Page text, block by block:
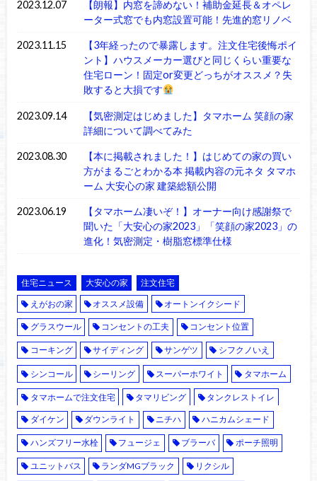
2023.12.07
【朗報】内窓を諦めない！補助金延長＆オペレ
ーター式窓でも内窓設置可能！先進的窓リノベ
2023.11.15
【3年経ったので暴露します。注文住宅後悔ポイ
ント】ハウスメーカー選びと同じくらい重要な
住宅ローン！固定or変更どっちがオススメ？失
敗すると大損です
2023.09.14
【気密測定はじめました】タマホーム 笑顔の家
詳細について調べてみた
2023.08.30
【本に掲載されました！】はじめての家の買い
方がまるごとわかる本 掲載内容の元ネタ タマホ
ーム 大安心の家 建築総額公開
2023.06.19
【タマホーム凄いぞ！】オーナー向け感謝祭で
聞いた「大安心の家2023」「笑顔の家2023」の
進化！気密測定・樹脂窓標準仕様
住宅ニュース 大安心の家
注文住宅
えがおの家
オススメ設備 オートンイクシード
グラスウール コンセントの工夫 コンセント位置
コーキング サイディング サンゲツ シフクノいえ
シンコール シーリング スーパーホワイト タマホーム
タマホームで注文住宅 タマリビング タンクレストイレ
ダイケン ダウンライト ニチハ ハニカムシェード
ハンズフリー水栓 フュージェ ブラーバ ポーチ照明
ユニットバス ランダMGブラック リクシル